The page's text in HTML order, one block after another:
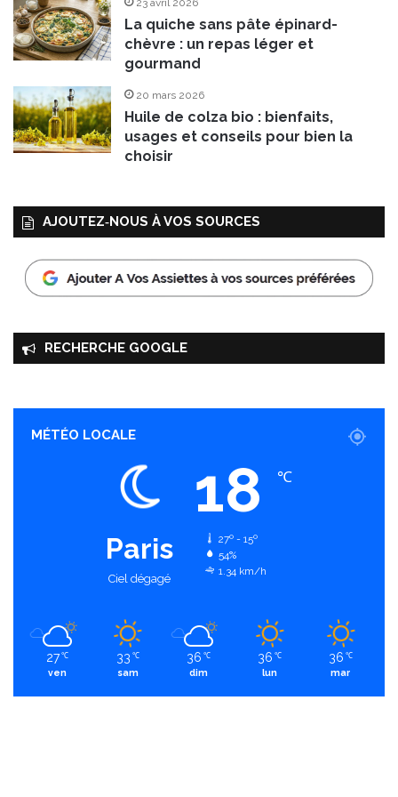
23 avril 2026
La quiche sans pâte épinard-
chèvre : un repas léger et
gourmand
20 mars 2026
Huile de colza bio : bienfaits,
usages et conseils pour bien la
choisir
AJOUTEZ‑NOUS À VOS SOURCES
RECHERCHE GOOGLE
MÉTÉO LOCALE
Paris
Ciel dégagé
18 ℃
27º - 15º
54%
1.34 km/h
27 ℃
ven
33 ℃
sam
36 ℃
dim
36 ℃
lun
36 ℃
mar